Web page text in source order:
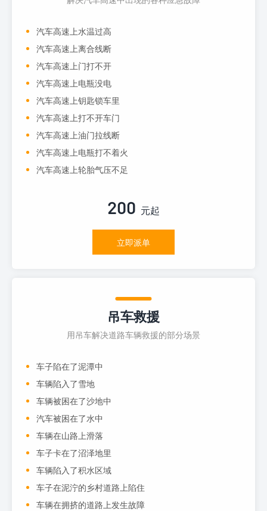
汽车高速上水温过高
汽车高速上离合线断
汽车高速上门打不开
汽车高速上电瓶没电
汽车高速上钥匙锁车里
汽车高速上打不开车门
汽车高速上油门拉线断
汽车高速上电瓶打不着火
汽车高速上轮胎气压不足
200 元起
立即派单
吊车救援
用吊车解决道路车辆救援的部分场景
车子陷在了泥潭中
车辆陷入了雪地
车辆被困在了沙地中
汽车被困在了水中
车辆在山路上滑落
车子卡在了沼泽地里
车辆陷入了积水区域
车子在泥泞的乡村道路上陷住
车辆在拥挤的道路上发生故障